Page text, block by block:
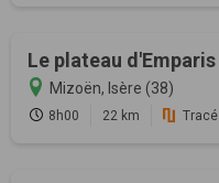
Le plateau d'Emparis
Mizoën, Isère (38)
8h00 22 km Tracé